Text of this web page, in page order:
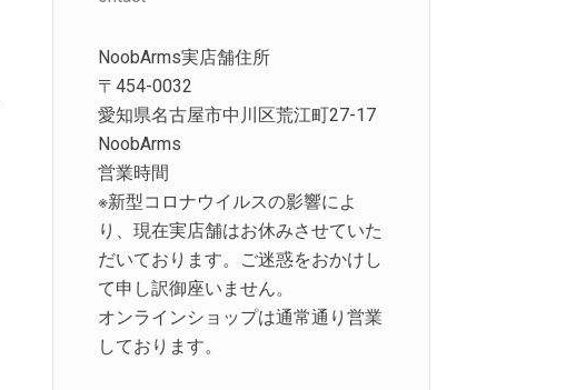
NoobArms実店舗住所
〒454-0032
愛知県名古屋市中川区荒江町27-17
NoobArms
営業時間
※新型コロナウイルスの影響によ
り、現在実店舗はお休みさせていた
だいております。ご迷惑をおかけし
て申し訳御座いません。
オンラインショップは通常通り営業
しております。